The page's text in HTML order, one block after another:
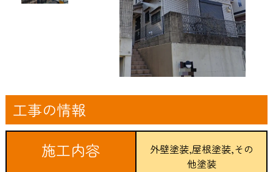
工事の情報
施工内容
外壁塗装,屋根塗装,その
他塗装